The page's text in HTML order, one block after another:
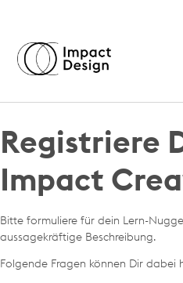
Registriere
Impact
Bitte formuliere für dein Lern-
aussagekräftige Beschreibung.
Folgende Fragen können Dir dabei